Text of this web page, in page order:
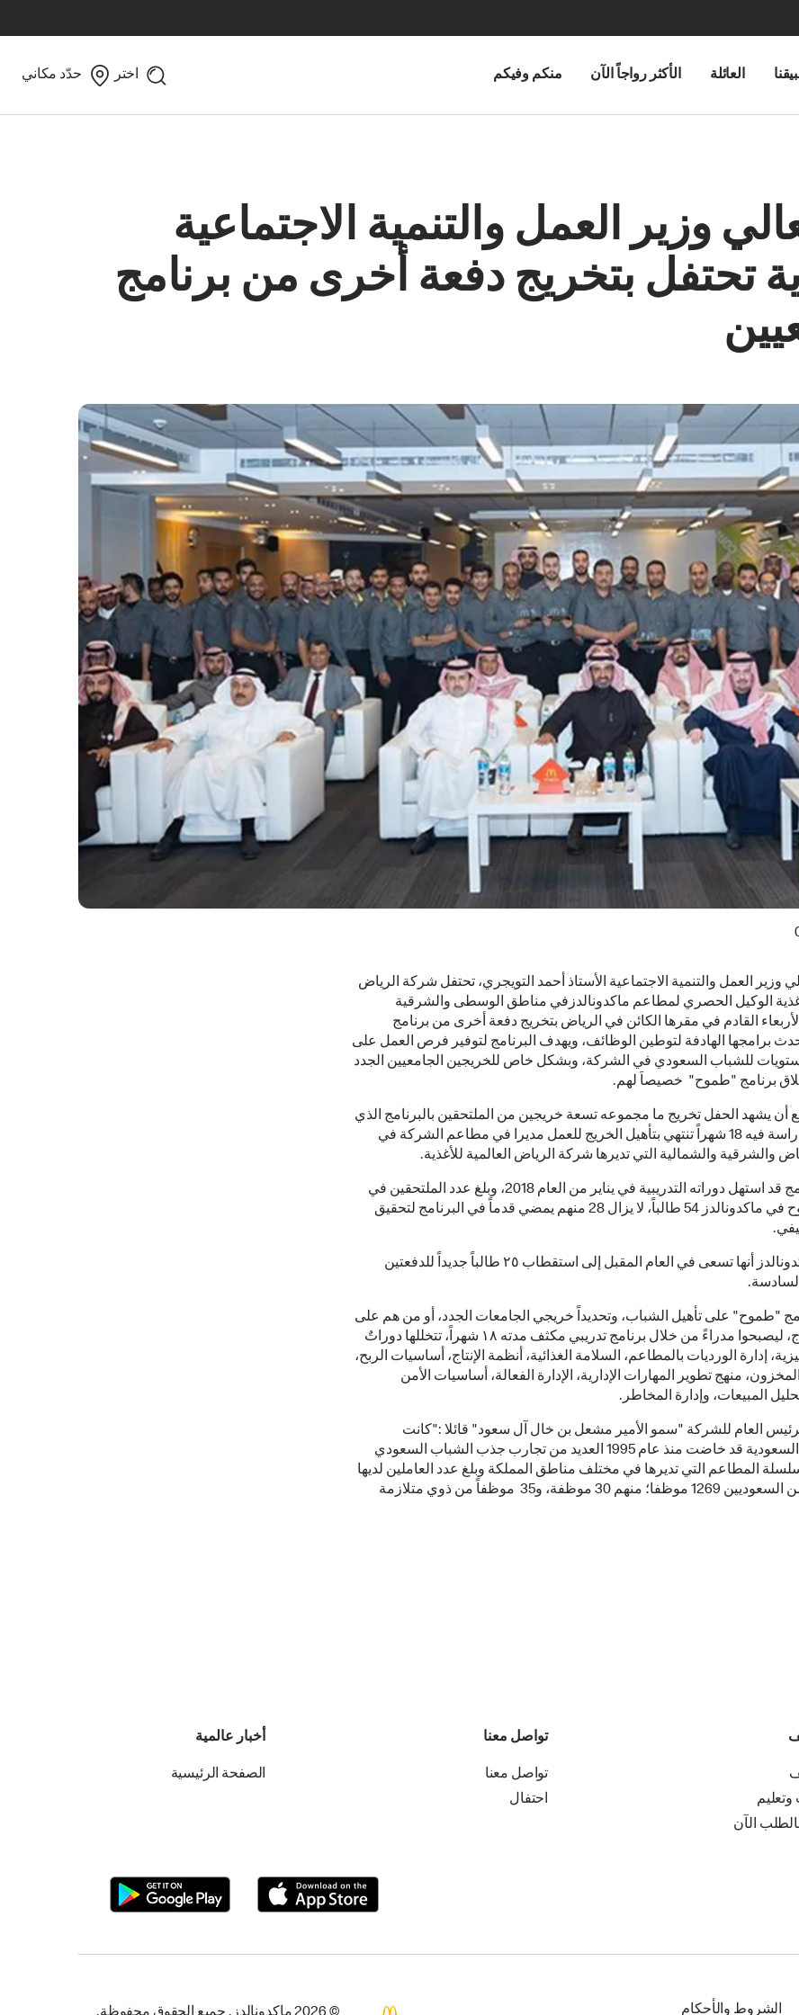
العائلة الأكثر رواجاً الآن منكم وفيكم اختر حدّد مكاني
وزير العمل والتنمية الاجتماعية
تحتفل بتخريج دفعة أخرى من برنامج
وزير العمل والتنمية الاجتماعية الأستاذ أحمد التويجري، تحتفل شركة الرياض
الوكيل الحصري لمطاعم ماكدونالدزفي مناطق الوسطى والشرقية
القادم في مقرها الكائن في الرياض بتخريج دفعة أخرى من برنامج
برامجها الهادفة لتوطين الوظائف، ويهدف البرنامج لتوفير فرص العمل على
للشباب السعودي في الشركة، وبشكل خاص للخريجين الجامعيين الجدد
برنامج "طموح" خصيصاَ لهم.
أن يشهد الحفل تخريج ما مجموعه تسعة خريجين من الملتحقين بالبرنامج الذي
تستغرق الدراسة فيه 18 شهراً تنتهي بتأهيل الخريج للعمل مديرا في مطاعم الشركة في
والشرقية والشمالية التي تديرها شركة الرياض العالمية للأغذية.
وكان البرنامج قد استهل دوراته التدريبية في يناير من العام 2018، وبلغ عدد الملتحقين في
برنامج طموح في ماكدونالدز 54 طالباً، لا يزال 28 منهم يمضي قدماً في البرنامج لتحقيق
وذكرت ماكدونالدز أنها تسعى في العام المقبل إلى استقطاب ٢٥ طالباً جديداً للدفعتين
"طموح" على تأهيل الشباب، وتحديداً خريجي الجامعات الجدد، أو من هم على
وشك التخرج، ليصبحوا مدراءً من خلال برنامج تدريبي مكثف مدته ١٨ شهراً، تتخللها دوراتٌ
إدارة الورديات بالمطاعم، السلامة الغذائية، أنظمة الإنتاج، أساسيات الربح،
منهج تطوير المهارات الإدارية، الإدارة الفعالة، أساسيات الأمن
المبيعات، وإدارة المخاطر.
العام للشركة "سمو الأمير مشعل بن خال آل سعود" قائلا :"كانت
ماكدونالدز السعودية قد خاضت منذ عام 1995 العديد من تجارب جذب الشباب السعودي
المطاعم التي تديرها في مختلف مناطق المملكة وبلغ عدد العاملين لديها
عام 2019 من السعوديين 1269 موظفا؛ منهم 30 موظفة، و35 موظفاً من ذوي متلازمة
وتعليم
الآن
تواصل معنا
تواصل معنا
احتفال
أخبار عالمية
الصفحة الرئيسية
الشروط والأحكام